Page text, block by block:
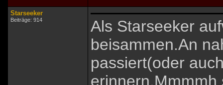
Starseeker
Beiträge: 914
Als Starseeker
beisammen.An
passiert(oder